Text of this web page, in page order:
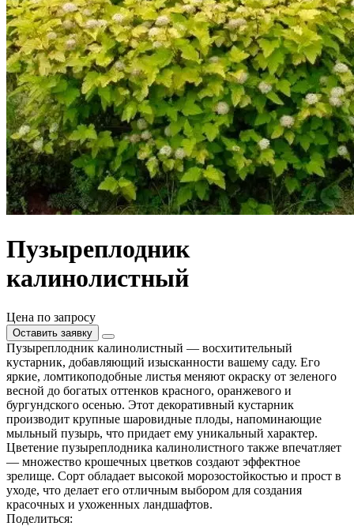
Пузыреплодник
калинолистный
Цена по запросу
Оставить заявку
Пузыреплодник калинолистный — восхитительный
кустарник, добавляющий изысканности вашему саду. Его
яркие, ломтикоподобные листья меняют окраску от зеленого
весной до богатых оттенков красного, оранжевого и
бургундского осенью. Этот декоративный кустарник
производит крупные шаровидные плоды, напоминающие
мыльный пузырь, что придает ему уникальный характер.
Цветение пузыреплодника калинолистного также впечатляет
— множество крошечных цветков создают эффектное
зрелище. Сорт обладает высокой морозостойкостью и прост в
уходе, что делает его отличным выбором для создания
красочных и ухоженных ландшафтов.
Поделиться: